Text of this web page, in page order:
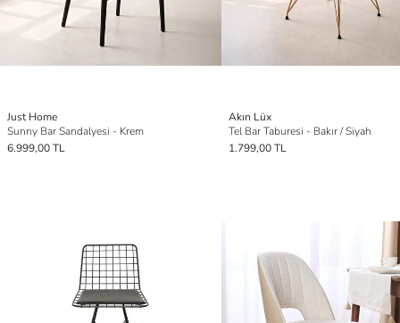
Just Home
Sunny Bar Sandalyesi - Krem
6.999,00 TL
Akın Lüx
Tel Bar Taburesi - Bakır / Siyah
1.799,00 TL